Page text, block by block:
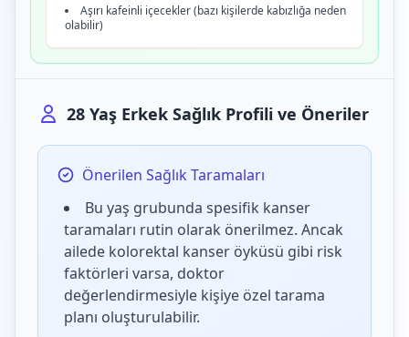
Aşırı kafeinli içecekler (bazı kişilerde kabızlığa neden
olabilir)
28 Yaş Erkek Sağlık Profili ve Öneriler
Önerilen Sağlık Taramaları
Bu yaş grubunda spesifik kanser
taramaları rutin olarak önerilmez. Ancak
ailede kolorektal kanser öyküsü gibi risk
faktörleri varsa, doktor
değerlendirmesiyle kişiye özel tarama
planı oluşturulabilir.